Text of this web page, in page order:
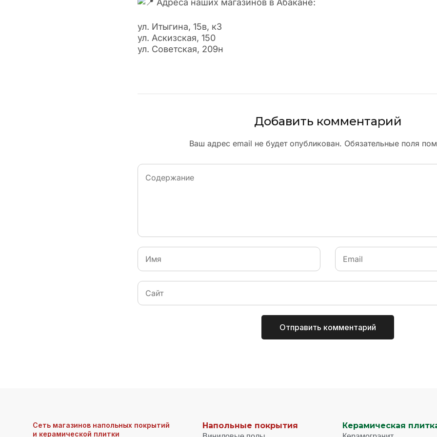
Адреса наших магазинов в Абакане:
ул. Итыгина, 15в, к3
ул. Аскизская, 150
ул. Советская, 209н
Добавить комментарий
Ваш адрес email не будет опубликован. Обязательные поля
Сеть магазинов напольных покрытий
и керамической плитки
Напольные покрытия Керамическая